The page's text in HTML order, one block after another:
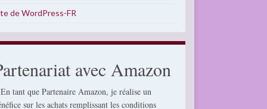
de WordPress-FR
avec Amazon
tant que Partenaire Amazon, je réalise un
sur les achats remplissant les conditions